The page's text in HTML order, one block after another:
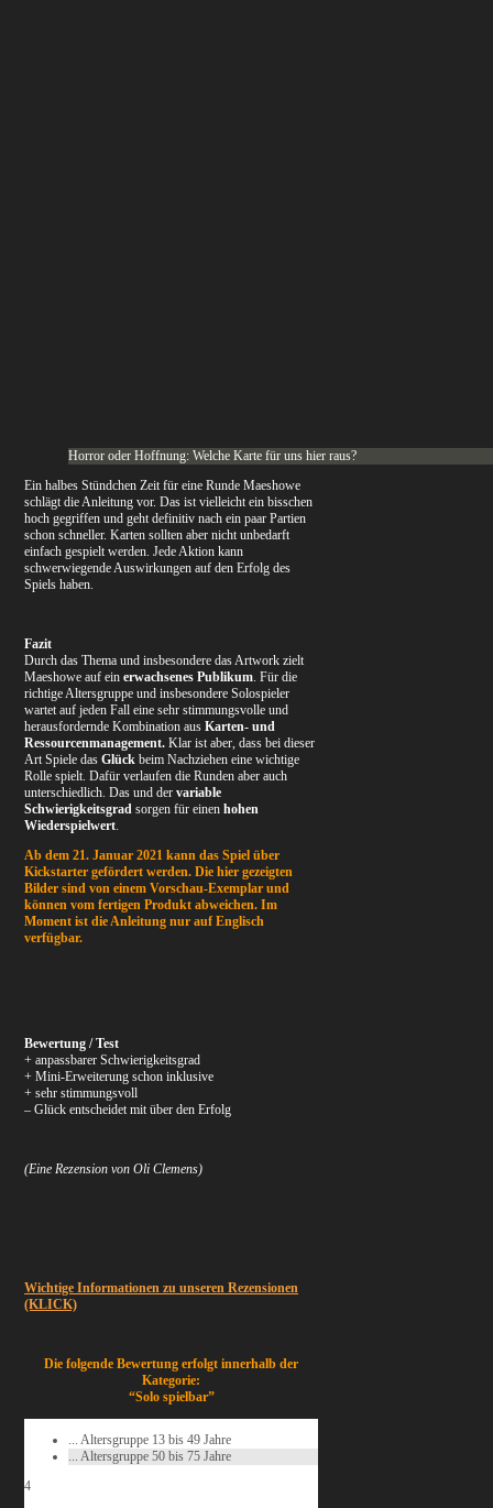
Horror oder Hoffnung: Welche Karte für uns hier raus?
Ein halbes Stündchen Zeit für eine Runde Maeshowe
schlägt die Anleitung vor. Das ist vielleicht ein bisschen
hoch gegriffen und geht definitiv nach ein paar Partien
schon schneller. Karten sollten aber nicht unbedarft
einfach gespielt werden. Jede Aktion kann
schwerwiegende Auswirkungen auf den Erfolg des
Spiels haben.
Fazit
Durch das Thema und insbesondere das Artwork zielt
Maeshowe auf einerwachsenes Publikum. Für die
richtige Altersgruppe und insbesondere Solospieler
wartet auf jeden Fall eine sehr stimmungsvolle und
herausfordernde Kombination ausKarten- und
Ressourcenmanagement. Klar ist aber, dass bei dieser
Art Spiele dasGlück beim Nachziehen eine wichtige
Rolle spielt. Dafür verlaufen die Runden aber auch
unterschiedlich. Das und dervariable
Schwierigkeitsgrad sorgen für einenhohen
Wiederspielwert.
Ab dem 21. Januar 2021 kann das Spiel über
Kickstarter gefördert werden. Die hier gezeigten
Bilder sind von einem Vorschau-Exemplar und
können vom fertigen Produkt abweichen. Im
Moment ist die Anleitung nur auf Englisch
verfügbar.
Bewertung / Test
+ anpassbarer Schwierigkeitsgrad
+ Mini-Erweiterung schon inklusive
+ sehr stimmungsvoll
– Glück entscheidet mit über den Erfolg
(Eine Rezension von Oli Clemens)
Wichtige Informationen zu unseren Rezensionen
(KLICK)
Die folgende Bewertung erfolgt innerhalb der
Kategorie:
“Solo spielbar”
... Altersgruppe 13 bis 49 Jahre
... Altersgruppe 50 bis 75 Jahre
4